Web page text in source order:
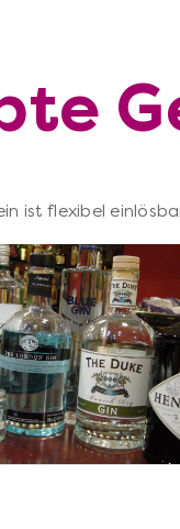
ist flexibel